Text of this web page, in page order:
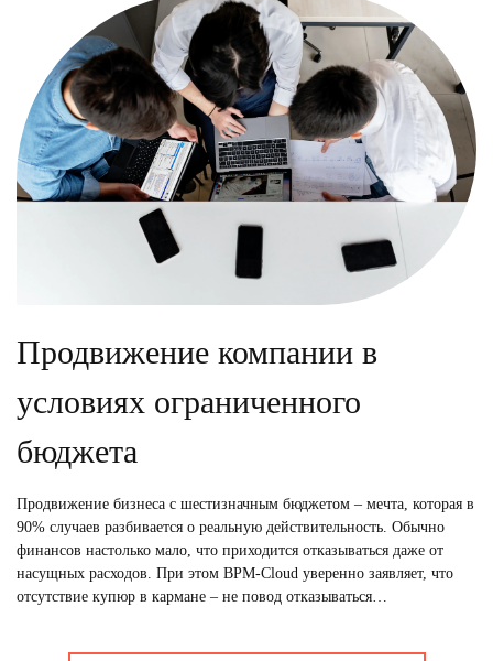
Продвижение компании в
условиях ограниченного
бюджета
Продвижение бизнеса с шестизначным бюджетом – мечта, которая в
90% случаев разбивается о реальную действительность. Обычно
финансов настолько мало, что приходится отказываться даже от
насущных расходов. При этом BPM-Cloud уверенно заявляет, что
отсутствие купюр в кармане – не повод отказываться…